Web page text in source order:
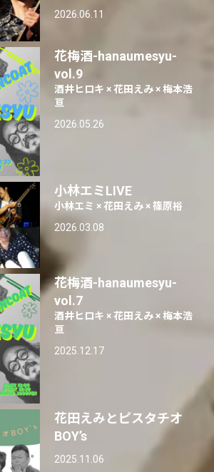
2026.06.11
花梅酒-hanaumesyu-
vol.9
酒井ヒロキ × 花田えみ × 梅本浩
亘
2026.05.26
小林エミLIVE
小林エミ × 花田えみ × 篠原裕
2026.03.08
花梅酒-hanaumesyu-
vol.7
酒井ヒロキ × 花田えみ × 梅本浩
亘
2025.12.17
花田えみとピスタチオ
BOY’s
2025.11.06